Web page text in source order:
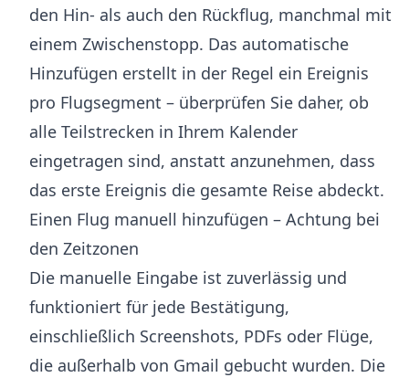
den Hin- als auch den Rückflug, manchmal mit
einem Zwischenstopp. Das automatische
Hinzufügen erstellt in der Regel ein Ereignis
pro Flugsegment – überprüfen Sie daher, ob
alle Teilstrecken in Ihrem Kalender
eingetragen sind, anstatt anzunehmen, dass
das erste Ereignis die gesamte Reise abdeckt.
Einen Flug manuell hinzufügen – Achtung bei
den Zeitzonen
Die manuelle Eingabe ist zuverlässig und
funktioniert für jede Bestätigung,
einschließlich Screenshots, PDFs oder Flüge,
die außerhalb von Gmail gebucht wurden. Die